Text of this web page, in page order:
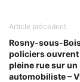
Article précédent
Rosny-sous-
policiers ouvrent
pleine rue sur un
automobiliste –